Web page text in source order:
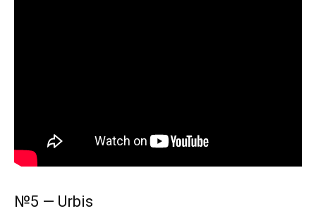
№5 — Urbis